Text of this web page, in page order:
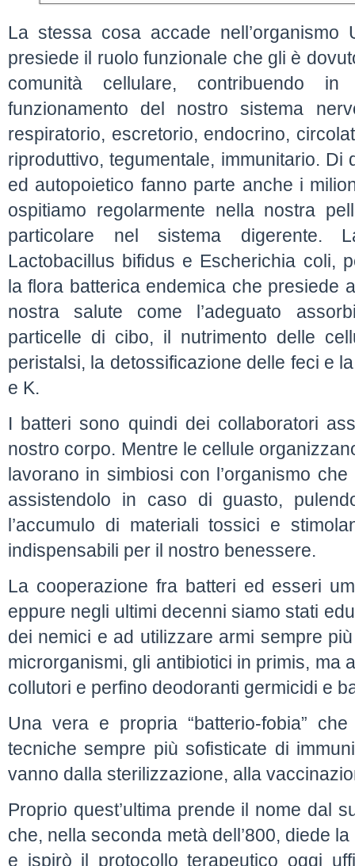
La stessa cosa accade
presiede il ruolo funzionale che gli è
comunità cellulare, contribuendo
funzionamento del nostro sistema
respiratorio, escretorio, endocrino,
riproduttivo, tegumentale, immunitario. Di
ed autopoietico fanno parte anche i
ospitiamo regolarmente nella nostra
particolare nel sistema digerente.
Lactobacillus bifidus e Escherichia coli,
la flora batterica endemica che presiede
nostra salute come l’adeguato
particelle di cibo, il nutrimento delle
peristalsi, la detossificazione delle feci e
e K.
I batteri sono quindi dei collaboratori
nostro corpo. Mentre le cellule
lavorano in simbiosi con l’organismo
assistendolo in caso di guasto,
l’accumulo di materiali tossici e
indispensabili per il nostro benessere.
La cooperazione fra batteri ed esseri
eppure negli ultimi decenni siamo stati
dei nemici e ad utilizzare armi sempre
microrganismi, gli antibiotici in primis, ma
collutori e perfino deodoranti germicidi e
Una vera e propria “batterio-fobia”
tecniche sempre più sofisticate di
vanno dalla sterilizzazione, alla
Proprio quest’ultima prende il nome dal
che, nella seconda metà dell’800, diede
e ispirò il protocollo terapeutico oggi